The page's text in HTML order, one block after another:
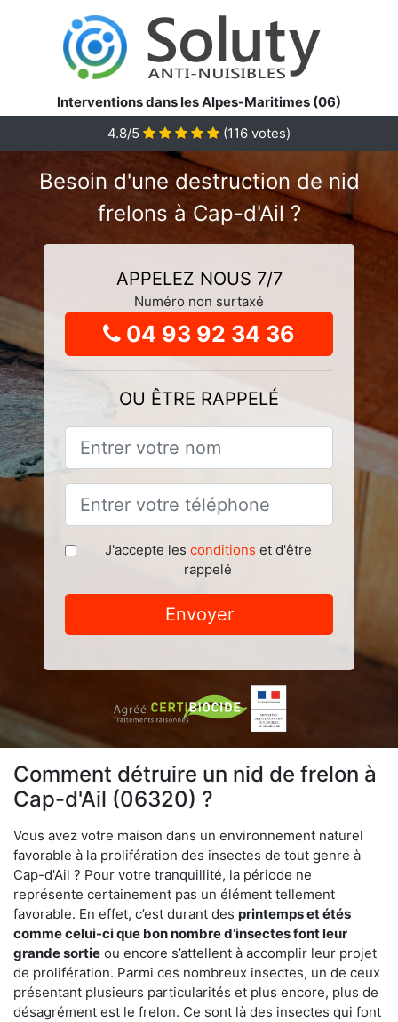
Interventions dans les Alpes-Maritimes (06)
4.8/5 (116 votes)
Besoin d'une destruction de nid
frelons à Cap-d'Ail ?
APPELEZ NOUS 7/7
Numéro non surtaxé
04 93 92 34 36
OU ÊTRE RAPPELÉ
J'accepte les conditions et d'être
rappelé
Envoyer
Comment détruire un nid de frelon à
Cap-d'Ail (06320) ?
Vous avez votre maison dans un environnement naturel
favorable à la prolifération des insectes de tout genre à
Cap-d'Ail ? Pour votre tranquillité, la période ne
représente certainement pas un élément tellement
favorable. En effet, c’est durant des printemps et étés
comme celui-ci que bon nombre d’insectes font leur
grande sortie ou encore s’attellent à accomplir leur projet
de prolifération. Parmi ces nombreux insectes, un de ceux
présentant plusieurs particularités et plus encore, plus de
désagrément est le frelon. Ce sont là des insectes qui font